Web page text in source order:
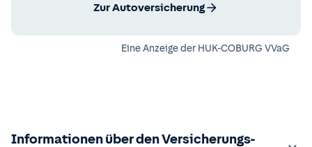
Zur Autoversicherung
Eine Anzeige der HUK-COBURG VVaG
Informationen über den Versicherungs-